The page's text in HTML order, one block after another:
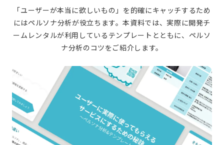
「ユーザーが本当に欲しいもの」を的確にキャッチするため
にはペルソナ分析が役立ちます。本資料では、実際に開発チ
ームレンタルが利用しているテンプレートとともに、ペルソ
ナ分析のコツをご紹介します。